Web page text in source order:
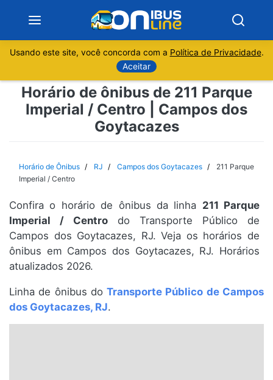
Sobre
Minas Gerais
Espírito Santo
Paraná
Santa Catarina
Rio Grande do Sul
Usando este site, você concorda com a Política de Privacidade.
Aceitar
Horário de ônibus de 211 Parque
Imperial / Centro | Campos dos
Goytacazes
Horário de Ônibus RJ Campos dos Goytacazes
211 Parque
Imperial / Centro
Confira o horário de ônibus da linha 211 Parque
Imperial / Centro do Transporte Público de
Campos dos Goytacazes, RJ. Veja os horários de
ônibus em Campos dos Goytacazes, RJ. Horários
atualizados 2026.
Linha de ônibus doTransporte Público de Campos
dos Goytacazes, RJ.